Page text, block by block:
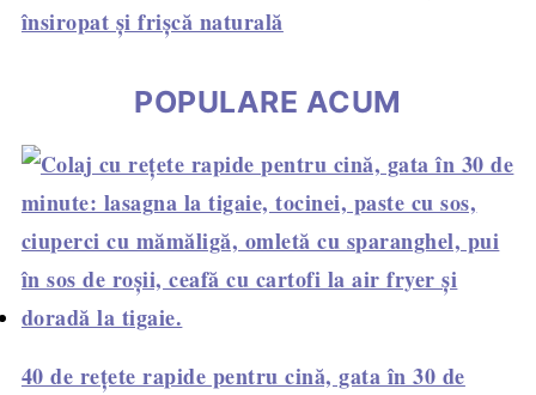
însiropat și frișcă naturală
POPULARE ACUM
40 de rețete rapide pentru cină, gata în 30 de